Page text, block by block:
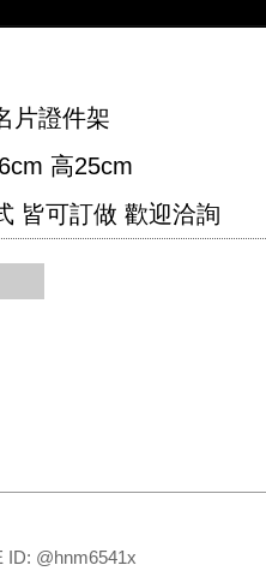
片證件架
高25cm
皆可訂做 歡迎洽詢
@hnm6541x